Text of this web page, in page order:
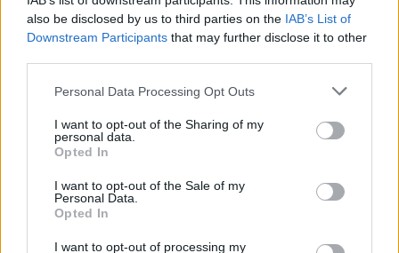
also be disclosed by us to third parties on the IAB’s List of
Downstream Participants that may further disclose it to other
Please note that this website/app uses one or more Google
not limited to your visit or usage behaviour. You may click to
grant or deny consent to Google and its third-party tags to
use your data for below specified purposes in below Google
consent section.
Personal Data Processing Opt Outs
I want to opt-out of the Sharing of my
personal data.
Opted In
I want to opt-out of the Sale of my
Personal Data.
Opted In
I want to opt-out of processing my